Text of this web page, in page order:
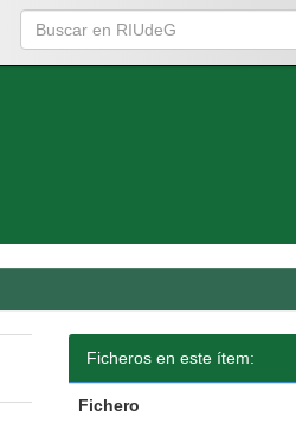
Ficheros en este ítem:
Fichero